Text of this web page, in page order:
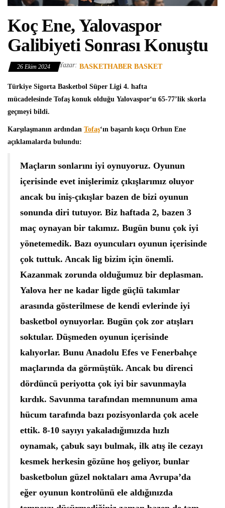
Koç Ene, Yalovaspor
Galibiyeti Sonrası Konuştu
26 Ekim 2024 Yazar: BASKETHABER BASKET
Türkiye Sigorta Basketbol Süper Ligi 4. hafta
mücadelesinde Tofaş konuk olduğu Yalovaspor‘u 65-77’lik skorla
geçmeyi bildi.
Karşılaşmanın ardından Tofaş‘ın başarılı koçu Orhun Ene
açıklamalarda bulundu:
Maçların sonlarını iyi oynuyoruz. Oyunun
içerisinde evet inişlerimiz çıkışlarımız oluyor
ancak bu iniş-çıkışlar bazen de bizi oyunun
sonunda diri tutuyor. Biz haftada 2, bazen 3
maç oynayan bir takımız. Bugün bunu çok iyi
yönetemedik. Bazı oyuncuları oyunun içerisinde
çok tuttuk. Ancak lig bizim için önemli.
Kazanmak zorunda olduğumuz bir deplasman.
Yalova her ne kadar ligde güçlü takımlar
arasında gösterilmese de kendi evlerinde iyi
basketbol oynuyorlar. Bugün çok zor atışları
soktular. Düşmeden oyunun içerisinde
kalıyorlar. Bunu Anadolu Efes ve Fenerbahçe
maçlarında da görmüştük. Ancak bu direnci
dördüncü periyotta çok iyi bir savunmayla
kırdık. Savunma tarafından memnunum ama
hücum tarafında bazı pozisyonlarda çok acele
ettik. 8-10 sayıyı yakaladığımızda hızlı
oynamak, çabuk sayı bulmak, ilk atış ile cezayı
kesmek herkesin gözüne hoş geliyor, bunlar
basketbolun güzel noktaları ama Avrupa’da
eğer oyunun kontrolünü ele aldığınızda